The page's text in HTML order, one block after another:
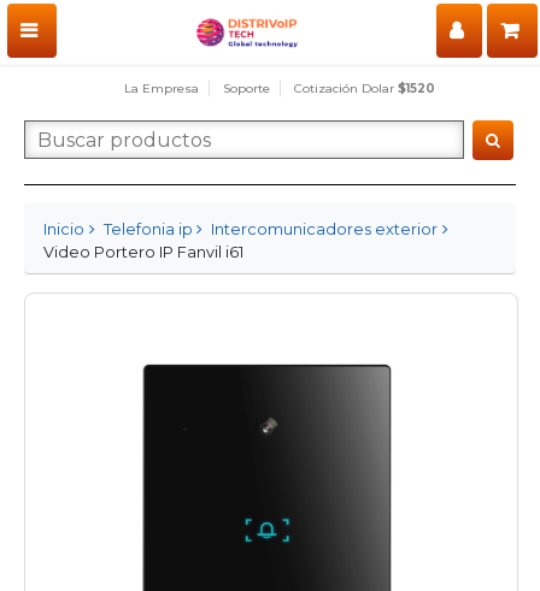
La Empresa Soporte Cotización Dolar $1520
Inicio Telefonia ip
Intercomunicadores exterior
Video Portero IP Fanvil i61